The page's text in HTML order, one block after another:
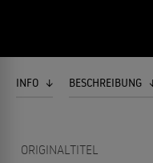
INFO BESCHREIBUNG
ORIGINALTITEL